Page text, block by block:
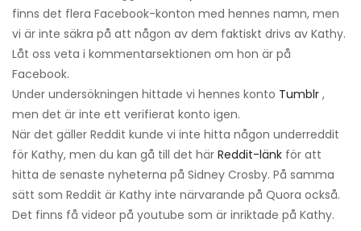
finns det flera Facebook-konton med hennes namn, men
vi är inte säkra på att någon av dem faktiskt drivs av Kathy.
Låt oss veta i kommentarsektionen om hon är på
Facebook.
Under undersökningen hittade vi hennes konto Tumblr ,
men det är inte ett verifierat konto igen.
När det gäller Reddit kunde vi inte hitta någon underreddit
för Kathy, men du kan gå till det här Reddit-länk för att
hitta de senaste nyheterna på Sidney Crosby. På samma
sätt som Reddit är Kathy inte närvarande på Quora också.
Det finns få videor på youtube som är inriktade på Kathy.